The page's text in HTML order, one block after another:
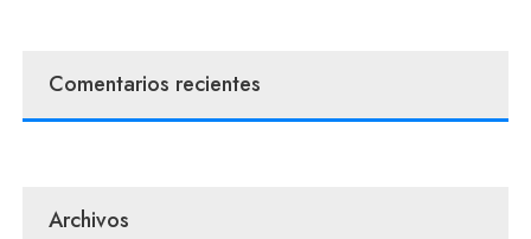
Comentarios recientes
Archivos